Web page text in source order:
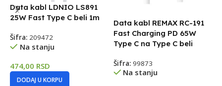
Data kabl LDNIO LS891
25W Fast Type C beli 1m
Šifra: 209472
Na stanju
474,00 RSD
DODAJ U KORPU
Data kabl REMAX RC-191
Fast Charging PD 65W
Type C na Type C beli
Šifra: 99873
Na stanju